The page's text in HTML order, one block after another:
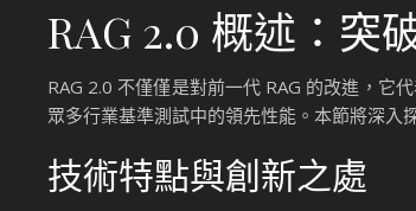
RAG 2.0 概述：突
RAG 2.0 不僅僅是對前一代 RAG 的改進，它
眾多行業基準測試中的領先性能。本節將深入
技術特點與創新之處